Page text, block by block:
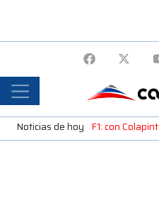
Noticias de hoy F1: con